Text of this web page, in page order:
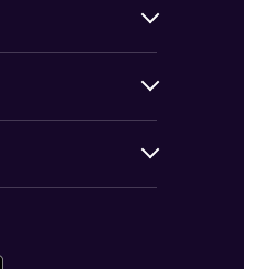
nielegalnych treści